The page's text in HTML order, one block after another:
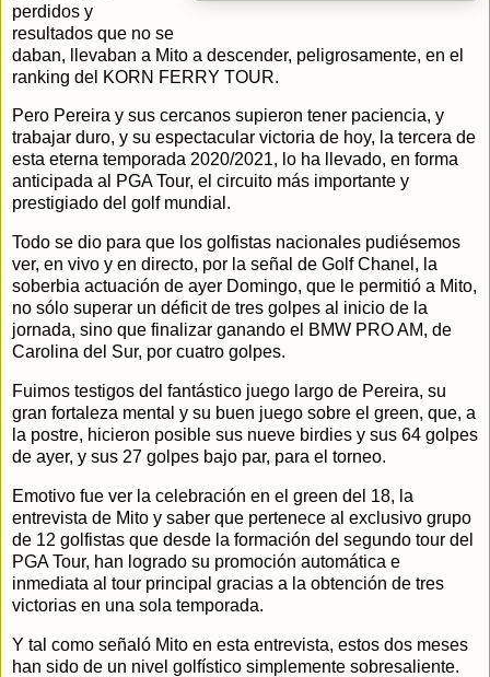
perdidos y
resultados que no se
daban, llevaban a Mito a descender, peligrosamente, en el
ranking del KORN FERRY TOUR.
Pero Pereira y sus cercanos supieron tener paciencia, y
trabajar duro, y su espectacular victoria de hoy, la tercera de
esta eterna temporada 2020/2021, lo ha llevado, en forma
anticipada al PGA Tour, el circuito más importante y
prestigiado del golf mundial.
Todo se dio para que los golfistas nacionales pudiésemos
ver, en vivo y en directo, por la señal de Golf Chanel, la
soberbia actuación de ayer Domingo, que le permitió a Mito,
no sólo superar un déficit de tres golpes al inicio de la
jornada, sino que finalizar ganando el BMW PRO AM, de
Carolina del Sur, por cuatro golpes.
Fuimos testigos del fantástico juego largo de Pereira, su
gran fortaleza mental y su buen juego sobre el green, que, a
la postre, hicieron posible sus nueve birdies y sus 64 golpes
de ayer, y sus 27 golpes bajo par, para el torneo.
Emotivo fue ver la celebración en el green del 18, la
entrevista de Mito y saber que pertenece al exclusivo grupo
de 12 golfistas que desde la formación del segundo tour del
PGA Tour, han logrado su promoción automática e
inmediata al tour principal gracias a la obtención de tres
victorias en una sola temporada.
Y tal como señaló Mito en esta entrevista, estos dos meses
han sido de un nivel golfístico simplemente sobresaliente.